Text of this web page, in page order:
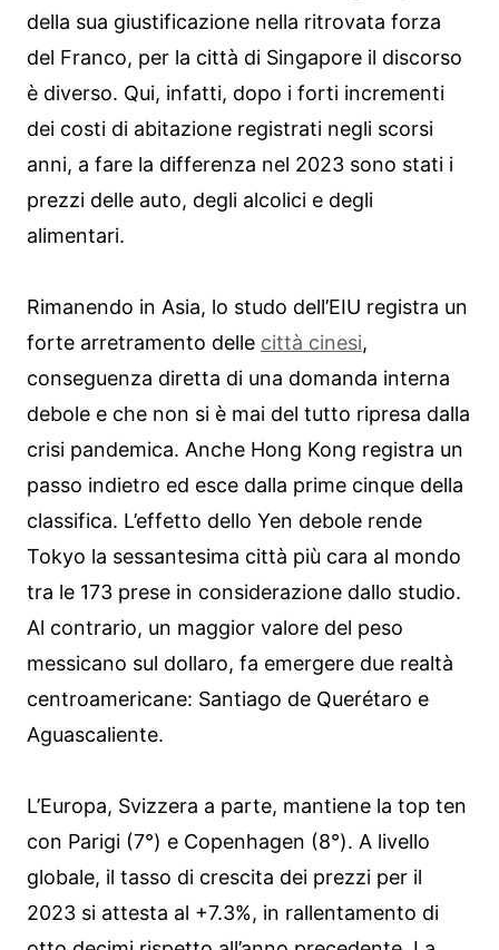
della sua giustificazione nella ritrovata forza
del Franco, per la città di Singapore il discorso
è diverso. Qui, infatti, dopo i forti incrementi
dei costi di abitazione registrati negli scorsi
anni, a fare la differenza nel 2023 sono stati i
prezzi delle auto, degli alcolici e degli
alimentari.
Rimanendo in Asia, lo studo dell’EIU registra un
forte arretramento delle città cinesi,
conseguenza diretta di una domanda interna
debole e che non si è mai del tutto ripresa dalla
crisi pandemica. Anche Hong Kong registra un
passo indietro ed esce dalla prime cinque della
classifica. L’effetto dello Yen debole rende
Tokyo la sessantesima città più cara al mondo
tra le 173 prese in considerazione dallo studio.
Al contrario, un maggior valore del peso
messicano sul dollaro, fa emergere due realtà
centroamericane: Santiago de Querétaro e
Aguascaliente.
L’Europa, Svizzera a parte, mantiene la top ten
con Parigi (7°) e Copenhagen (8°). A livello
globale, il tasso di crescita dei prezzi per il
2023 si attesta al +7.3%, in rallentamento di